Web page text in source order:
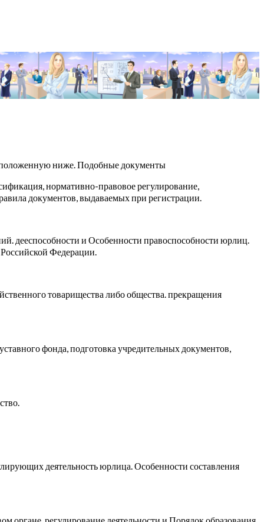
ниже. Подобные документы
нормативно-правовое регулирование,
документов, выдаваемых при регистрации.
дееспособности и Особенности правоспособности юрлиц.
Федерации.
товарищества либо общества. прекращения
фонда, подготовка учредительных документов,
деятельность юрлица. Особенности составления